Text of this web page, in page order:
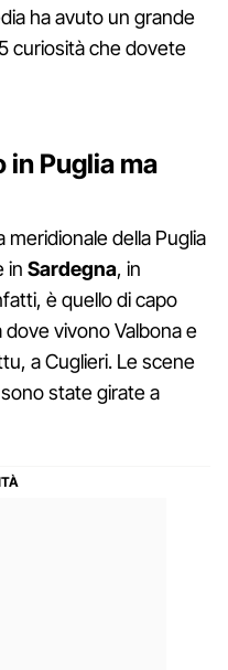
ha avuto un grande
curiosità che dovete
in Puglia ma
meridionale della Puglia
in Sardegna, in
è quello di capo
vivono Valbona e
a Cuglieri. Le scene
state girate a